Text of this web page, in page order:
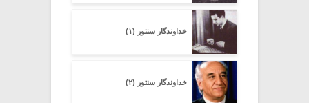
خداوندگار سنتور (۱)
خداوندگار سنتور (۲)